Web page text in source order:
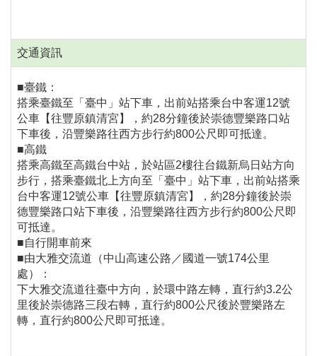
交通資訊
■臺鐵：
搭乘臺鐵至「臺中」站下車，出前站搭乘台中客運12號
公車【往豐原鎮清宮】，約28分鐘後於崇德豐樂路口站
下車後，沿豐樂路往西方步行約800公尺即可抵達。
■高鐵
搭乘高鐵至高鐵台中站，於站區2樓往台鐵新烏日站方向
步行，搭乘臺鐵北上方向至「臺中」站下車，出前站搭乘
台中客運12號公車【往豐原鎮清宮】，約28分鐘後於崇
德豐樂路口站下車後，沿豐樂路往西方步行約800公尺即
可抵達。
■自行開車前來
■由大雅交流道（中山高速公路／國道一號174公里
處）：
下大雅交流道往臺中方向，於環中路左轉，直行約3.2公
里後於崇德路三段右轉，直行約800公尺後於豐樂路左
轉，直行約800公尺即可抵達。